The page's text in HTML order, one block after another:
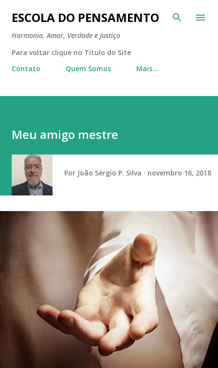
Pular para o conteúdo principal
ESCOLA DO PENSAMENTO
Harmonia, Amor, Verdade e Justiça
Para voltar clique no Título do Site
Contato
Quem Somos Mais…
Meu amigo mestre
Por João Sérgio P. Silva novembro 16, 2018